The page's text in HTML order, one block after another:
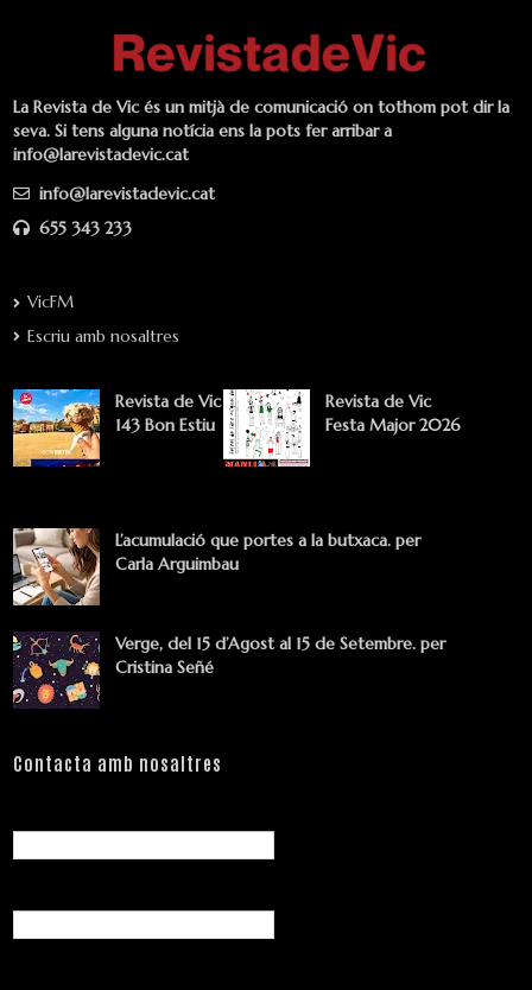
La Revista de Vic és un mitjà de comunicació on tothom pot dir la
seva. Si tens alguna notícia ens la pots fer arribar a
info@larevistadevic.cat
info@larevistadevic.cat
655 343 233
VicFM
Escriu amb nosaltres
Revista de Vic
143 Bon Estiu
Revista de Vic
Festa Major 2026
L’acumulació que portes a la butxaca. per
Carla Arguimbau
Verge, del 15 d’Agost al 15 de Setembre. per
Cristina Señé
Contacta amb nosaltres